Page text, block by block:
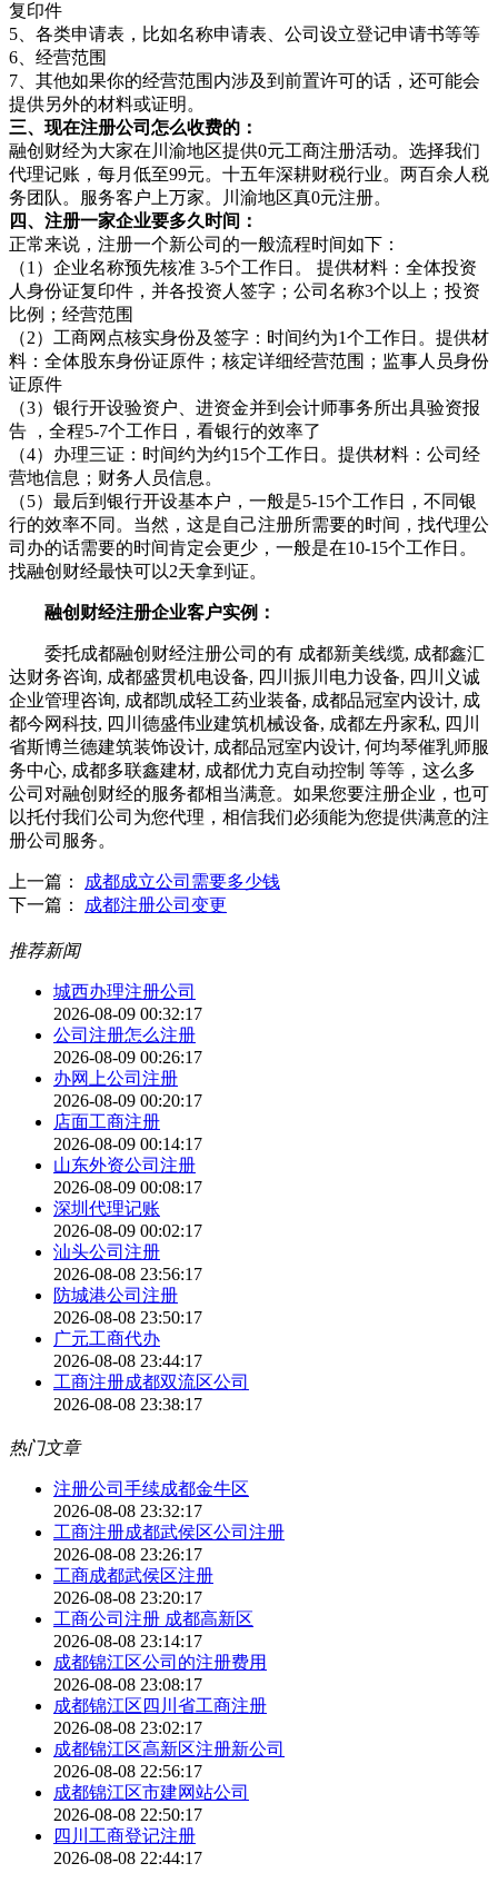
复印件
5、各类申请表，比如名称申请表、公司设立登记申请书等等
6、经营范围
7、其他如果你的经营范围内涉及到前置许可的话，还可能会
提供另外的材料或证明。
三、现在注册公司怎么收费的：
融创财经为大家在川渝地区提供0元工商注册活动。选择我们
代理记账，每月低至99元。十五年深耕财税行业。两百余人税
务团队。服务客户上万家。川渝地区真0元注册。
四、注册一家企业要多久时间：
正常来说，注册一个新公司的一般流程时间如下：
（1）企业名称预先核准 3-5个工作日。 提供材料：全体投资
人身份证复印件，并各投资人签字；公司名称3个以上；投资
比例；经营范围
（2）工商网点核实身份及签字：时间约为1个工作日。提供材
料：全体股东身份证原件；核定详细经营范围；监事人员身份
证原件
（3）银行开设验资户、进资金并到会计师事务所出具验资报
告 ，全程5-7个工作日，看银行的效率了
（4）办理三证：时间约为约15个工作日。提供材料：公司经
营地信息；财务人员信息。
（5）最后到银行开设基本户，一般是5-15个工作日，不同银
行的效率不同。当然，这是自己注册所需要的时间，找代理公
司办的话需要的时间肯定会更少，一般是在10-15个工作日。
找融创财经最快可以2天拿到证。
融创财经注册企业客户实例：
委托成都融创财经注册公司的有 成都新美线缆, 成都鑫汇
达财务咨询, 成都盛贯机电设备, 四川振川电力设备, 四川义诚
企业管理咨询, 成都凯成轻工药业装备, 成都品冠室内设计, 成
都今网科技, 四川德盛伟业建筑机械设备, 成都左丹家私, 四川
省斯博兰德建筑装饰设计, 成都品冠室内设计, 何均琴催乳师服
务中心, 成都多联鑫建材, 成都优力克自动控制 等等，这么多
公司对融创财经的服务都相当满意。如果您要注册企业，也可
以托付我们公司为您代理，相信我们必须能为您提供满意的注
册公司服务。
上一篇：
成都成立公司需要多少钱
下一篇：
成都注册公司变更
推荐新闻
城西办理注册公司
2026-08-09 00:32:17
公司注册怎么注册
2026-08-09 00:26:17
办网上公司注册
2026-08-09 00:20:17
店面工商注册
2026-08-09 00:14:17
山东外资公司注册
2026-08-09 00:08:17
深圳代理记账
2026-08-09 00:02:17
汕头公司注册
2026-08-08 23:56:17
防城港公司注册
2026-08-08 23:50:17
广元工商代办
2026-08-08 23:44:17
工商注册成都双流区公司
2026-08-08 23:38:17
热门文章
注册公司手续成都金牛区
2026-08-08 23:32:17
工商注册成都武侯区公司注册
2026-08-08 23:26:17
工商成都武侯区注册
2026-08-08 23:20:17
工商公司注册 成都高新区
2026-08-08 23:14:17
成都锦江区公司的注册费用
2026-08-08 23:08:17
成都锦江区四川省工商注册
2026-08-08 23:02:17
成都锦江区高新区注册新公司
2026-08-08 22:56:17
成都锦江区市建网站公司
2026-08-08 22:50:17
四川工商登记注册
2026-08-08 22:44:17